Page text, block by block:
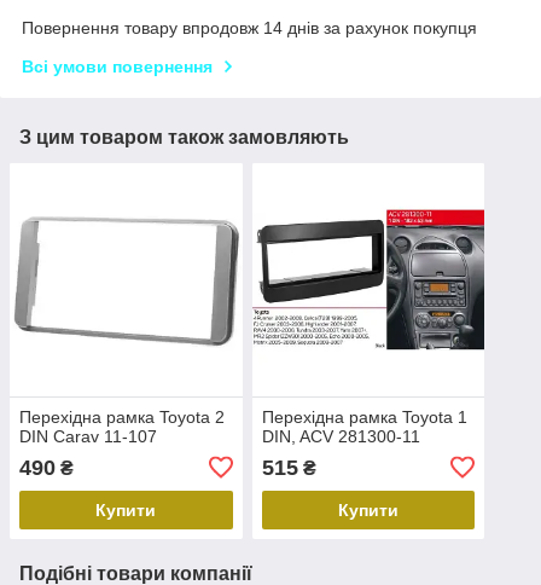
Повернення товару впродовж 14 днів за рахунок покупця
Всі умови повернення
З цим товаром також замовляють
Перехідна рамка Toyota 2
DIN Carav 11-107
490 ₴
Купити
Перехідна рамка Toyota 1
DIN, ACV 281300-11
515₴
Купити
Подібні товари компанії